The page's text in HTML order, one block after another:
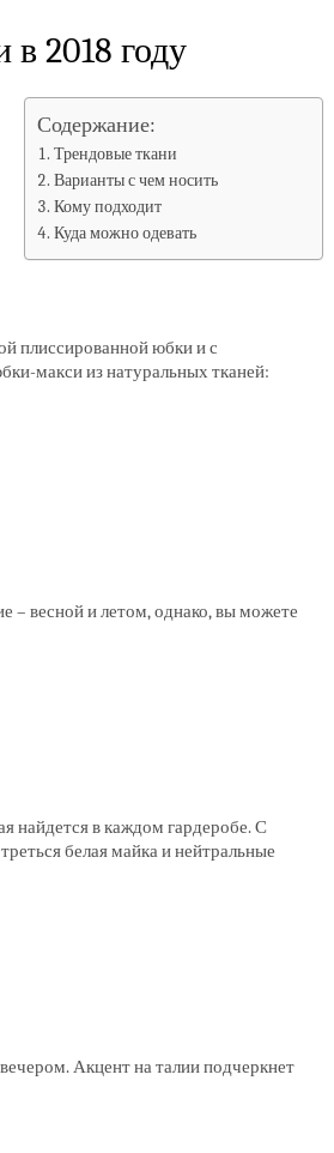
2018 году
Содержание:
Трендовые ткани
Варианты с чем носить
Кому подходит
Куда можно одевать
плиссированной юбки и с
макси из натуральных тканей:
– весной и летом, однако, вы можете
найдется в каждом гардеробе. С
белая майка и нейтральные
Акцент на талии подчеркнет